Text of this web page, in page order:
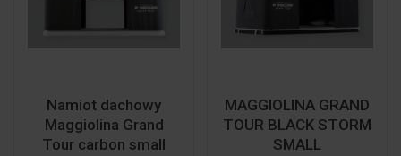
Namiot dachowy
Maggiolina Grand
Tour carbon small
MAGGIOLINA GRAND
TOUR BLACK STORM
SMALL